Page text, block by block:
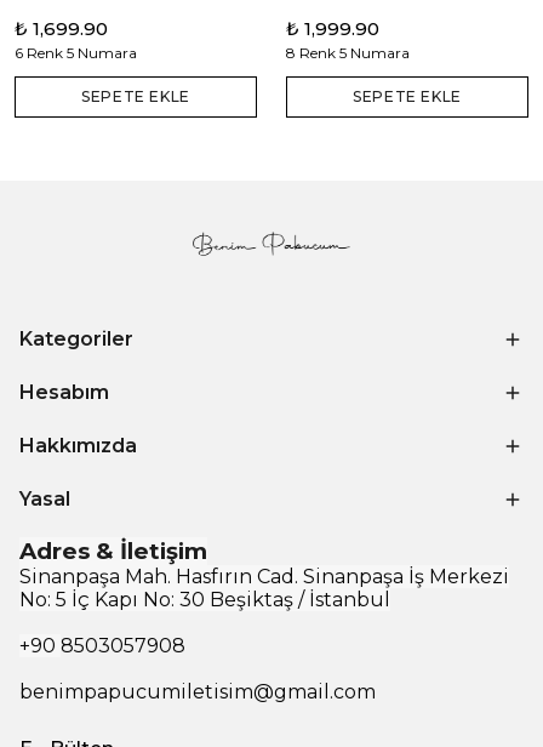
₺ 1,699.90
6 Renk 5 Numara
SEPETE EKLE
₺ 1,999.90
8 Renk 5 Numara
SEPETE EKLE
Kategoriler
Hesabım
Hakkımızda
Yasal
Adres & İletişim
Sinanpaşa Mah. Hasfırın Cad. Sinanpaşa İş Merkezi
No: 5 İç Kapı No: 30 Beşiktaş / İstanbul
+90 8503057908
benimpapucumiletisim@gmail.com